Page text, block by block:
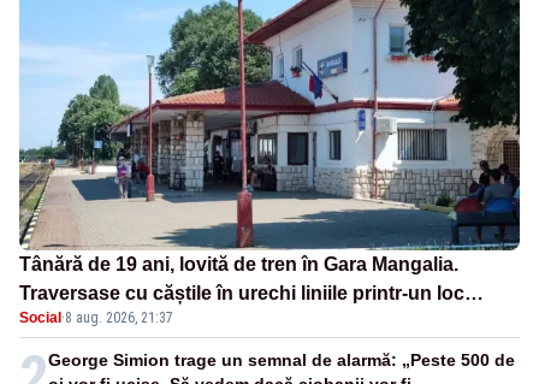
Tânără de 19 ani, lovită de tren în Gara Mangalia.
Traversase cu căștile în urechi liniile printr-un loc
nepermis
Social ·8 aug. 2026, 21:37
George Simion trage un semnal de alarmă: „Peste 500 de